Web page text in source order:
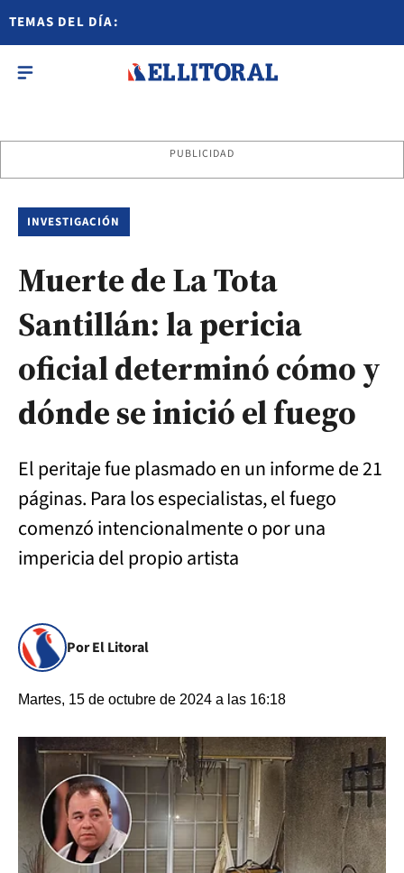
TEMAS DEL DÍA:
PUBLICIDAD
INVESTIGACIÓN
Muerte de La Tota
Santillán: la pericia
oficial determinó cómo y
dónde se inició el fuego
El peritaje fue plasmado en un informe de 21
páginas. Para los especialistas, el fuego
comenzó intencionalmente o por una
impericia del propio artista
Por El Litoral
Martes, 15 de octubre de 2024 a las 16:18